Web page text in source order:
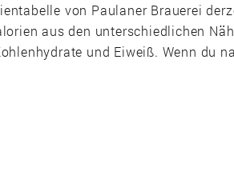
von Paulaner Brauerei
aus den unterschiedlichen
und Eiweiß. Wenn du